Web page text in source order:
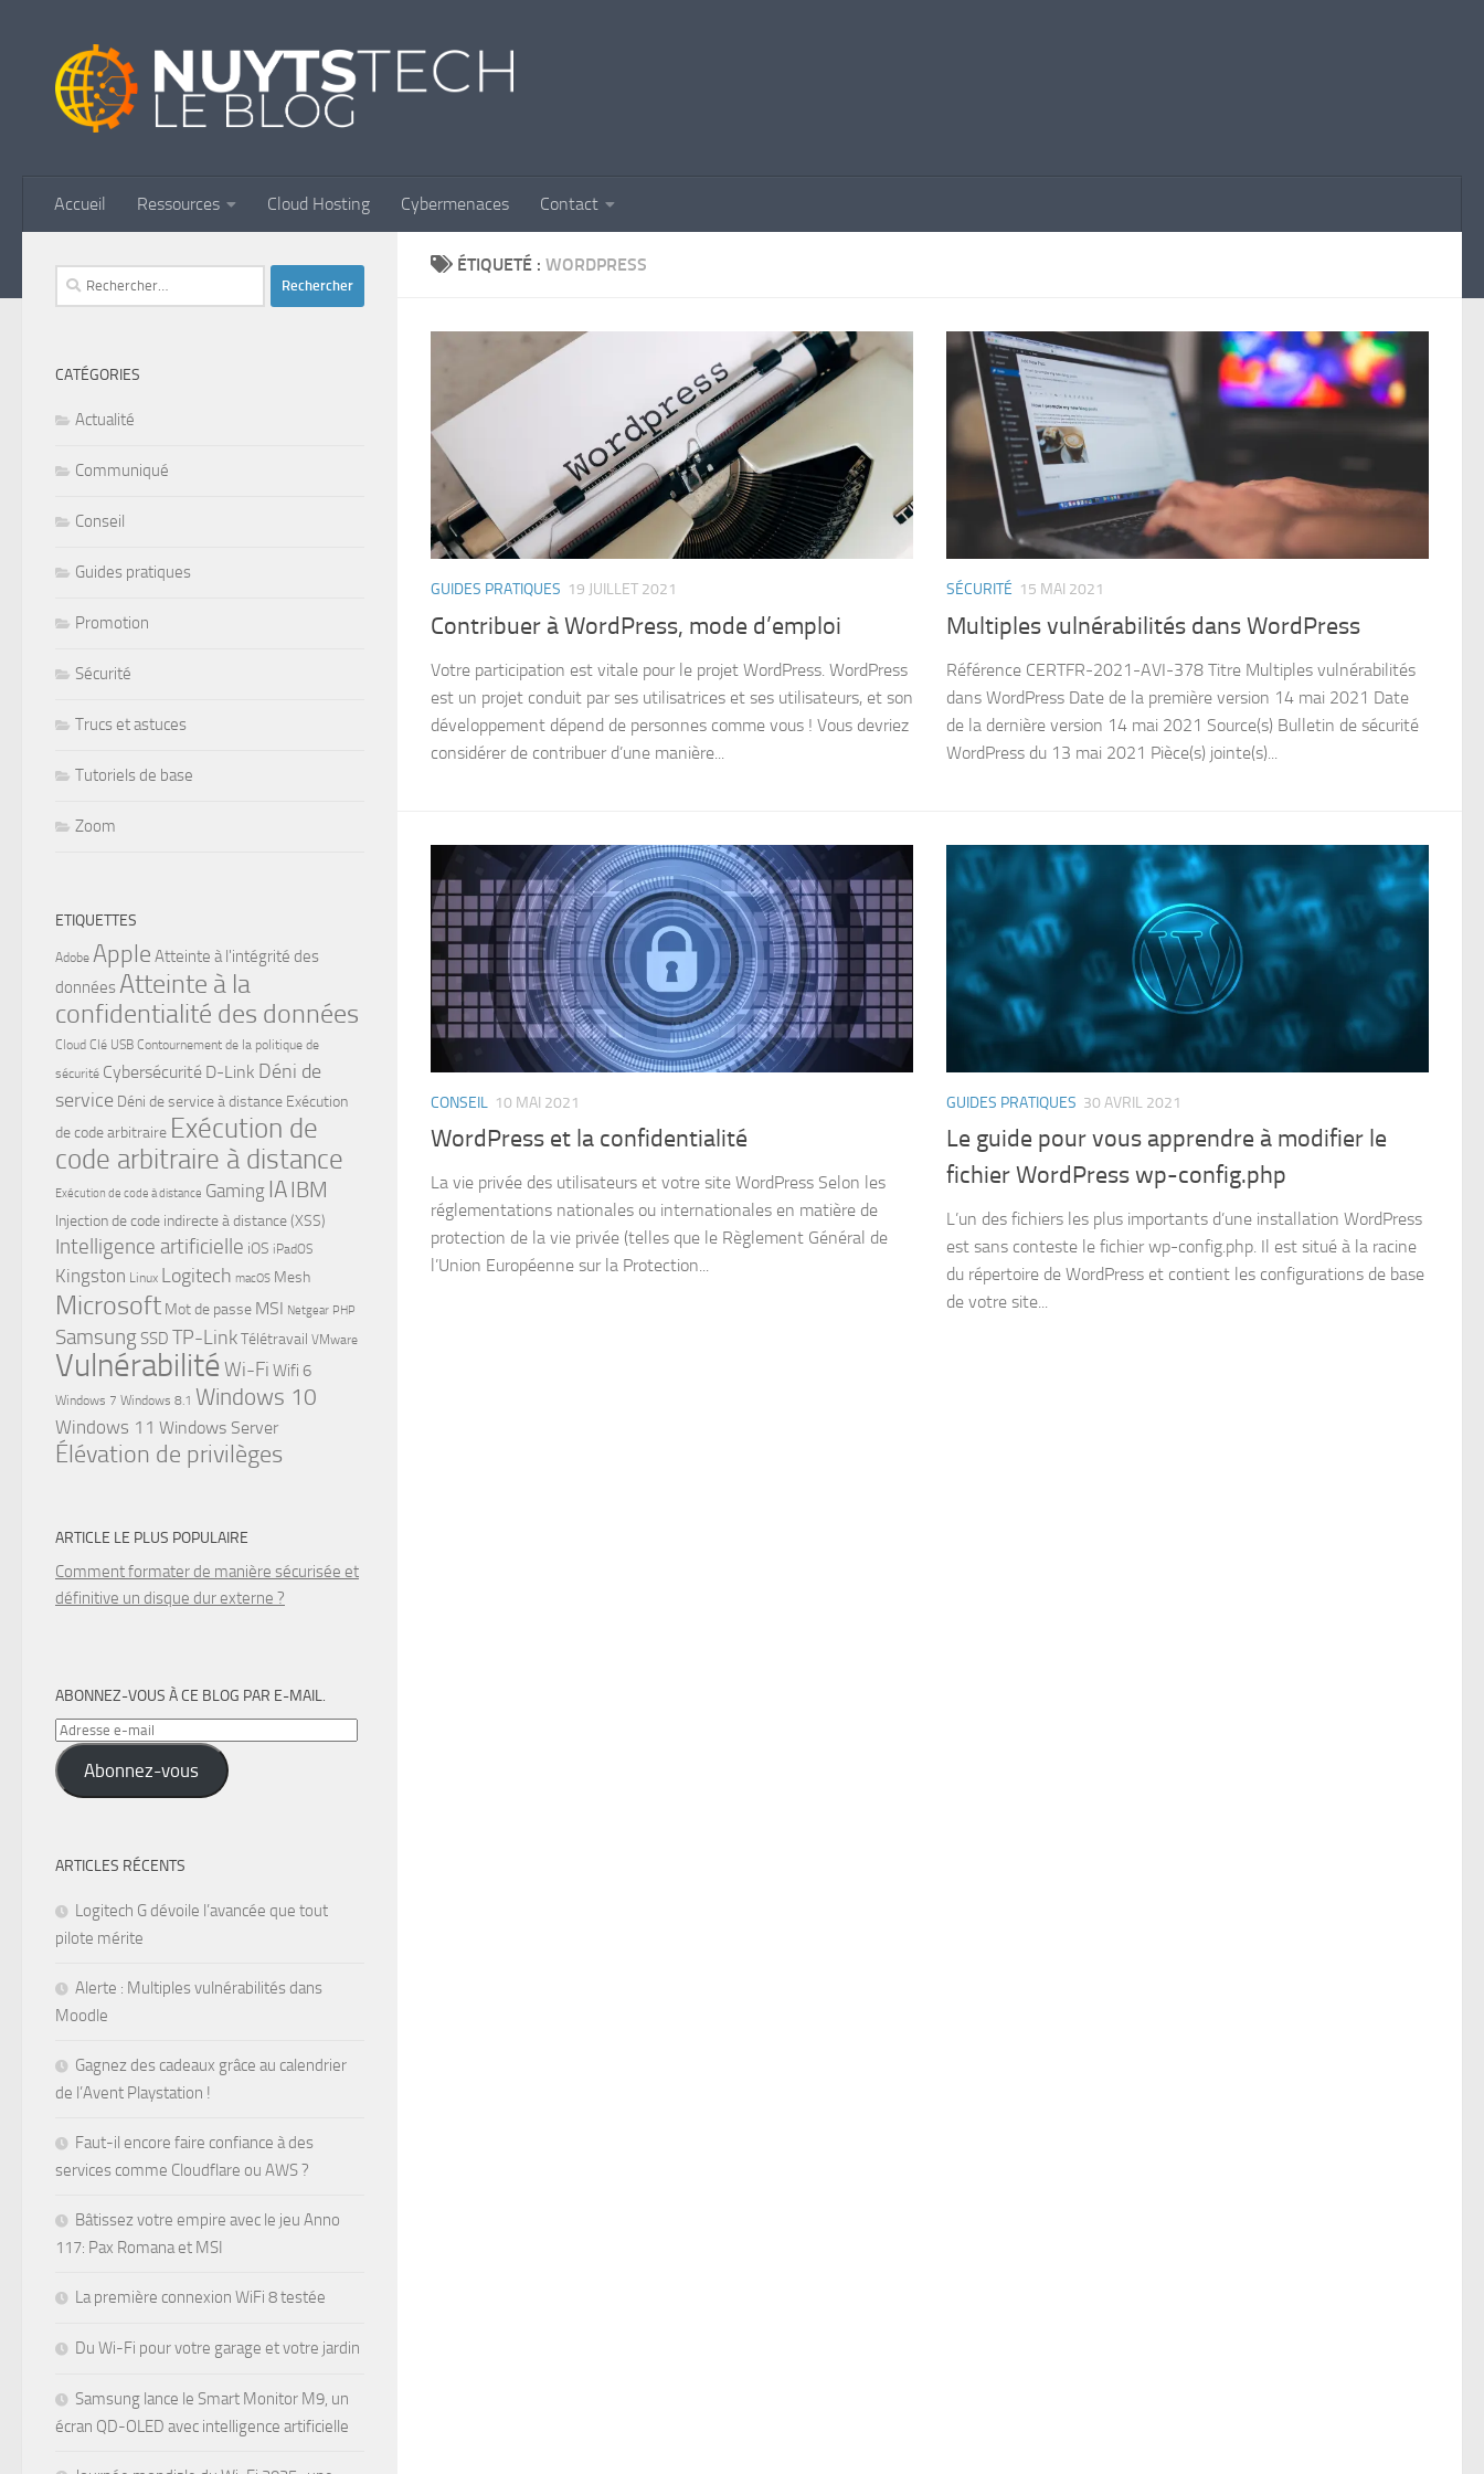
Accueil Ressources Cloud Hosting Cybermenaces Contact
ÉTIQUETÉ : WORDPRESS
GUIDES PRATIQUES 19 JUILLET 2021
Contribuer à WordPress, mode d’emploi
Votre participation est vitale pour le projet WordPress. WordPress
est un projet conduit par ses utilisatrices et ses utilisateurs, et son
développement dépend de personnes comme vous ! Vous devriez
considérer de contribuer d’une manière...
SÉCURITÉ 15 MAI 2021
Multiples vulnérabilités dans WordPress
Référence CERTFR-2021-AVI-378 Titre Multiples vulnérabilités
dans WordPress Date de la première version 14 mai 2021 Date
de la dernière version 14 mai 2021 Source(s) Bulletin de sécurité
WordPress du 13 mai 2021 Pièce(s) jointe(s)...
CONSEIL 10 MAI 2021
WordPress et la confidentialité
La vie privée des utilisateurs et votre site WordPress Selon les
réglementations nationales ou internationales en matière de
protection de la vie privée (telles que le Règlement Général de
l’Union Européenne sur la Protection...
GUIDES PRATIQUES 30 AVRIL 2021
Le guide pour vous apprendre à modifier le
fichier WordPress wp-config.php
L’un des fichiers les plus importants d’une installation WordPress
est sans conteste le fichier wp-config.php. Il est situé à la racine
du répertoire de WordPress et contient les configurations de base
de votre site...
Rechercher :
CATÉGORIES
Actualité
Communiqué
Conseil
Guides pratiques
Promotion
Sécurité
Trucs et astuces
Tutoriels de base
Zoom
ETIQUETTES
Adobe Apple Atteinte à l'intégrité des
donnéesAtteinte à la
confidentialité des données
Cloud Clé USB Contournement de la politique de
sécurité Cybersécurité D-Link Déni de
service Déni de service à distance Exécution
de code arbitraire Exécution de
code arbitraire à distance
Exécution de code à distance Gaming IAIBM
Injection de code indirecte à distance (XSS)
Intelligence artificielle iOS iPadOS
Kingston Linux Logitech macOS Mesh
Microsoft Mot de passe MSI Netgear PHP
Samsung SSD TP-LinkTélétravail VMware
VulnérabilitéWi-Fi Wifi 6
Windows 7 Windows 8.1 Windows 10
Windows 11 Windows Server
Élévation de privilèges
ARTICLE LE PLUS POPULAIRE
Comment formater de manière sécurisée et
définitive un disque dur externe ?
ABONNEZ-VOUS À CE BLOG PAR E-MAIL.
Adresse
e-
mail Abonnez-vous
ARTICLES RÉCENTS
Logitech G dévoile l’avancée que tout
pilote mérite
Alerte : Multiples vulnérabilités dans
Moodle
Gagnez des cadeaux grâce au calendrier
de l’Avent Playstation !
Faut-il encore faire confiance à des
services comme Cloudflare ou AWS ?
Bâtissez votre empire avec le jeu Anno
117: Pax Romana et MSI
La première connexion WiFi 8 testée
Du Wi-Fi pour votre garage et votre jardin
Samsung lance le Smart Monitor M9, un
écran QD-OLED avec intelligence artificielle